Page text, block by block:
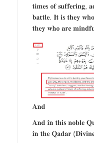
𝐭𝐢𝐦𝐞𝐬 𝐨𝐟 𝐬𝐮𝐟𝐟𝐞𝐫𝐢𝐧𝐠,
𝐛𝐚𝐭𝐭𝐥𝐞. 𝐈𝐭 𝐢𝐬 𝐭𝐡𝐞𝐲
𝐭𝐡𝐞𝐲 𝐰𝐡𝐨 𝐚𝐫𝐞
𝐀𝐧𝐝
𝐀𝐧𝐝 𝐢𝐧 𝐭𝐡𝐢𝐬 𝐧𝐨𝐛𝐥𝐞
𝐢𝐧 𝐭𝐡𝐞 𝐐𝐚𝐝𝐚𝐫